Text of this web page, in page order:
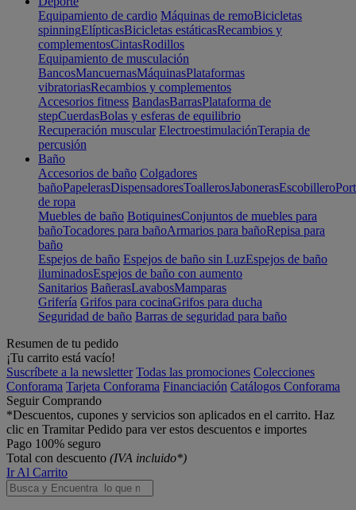
Equipamiento de cardio Máquinas de remoBicicletas
spinningElípticasBicicletas estáticasRecambios y
complementosCintasRodillos
Equipamiento de musculación
BancosMancuernasMáquinasPlataformas
vibratoriasRecambios y complementos
Accesorios fitness BandasBarrasPlataforma de
stepCuerdasBolas y esferas de equilibrio
Recuperación muscular ElectroestimulaciónTerapia de
percusión
Baño
Accesorios de baño Colgadores
bañoPapelerasDispensadoresToallerosJabonerasEscobillero
de ropa
Muebles de baño BotiquinesConjuntos de muebles para
bañoTocadores para bañoArmarios para bañoRepisa para
baño
Espejos de baño Espejos de baño sin LuzEspejos de baño
iluminadosEspejos de baño con aumento
Sanitarios BañerasLavabosMamparas
Grifería Grifos para cocinaGrifos para ducha
Seguridad de baño Barras de seguridad para baño
Resumen de tu pedido
¡Tu carrito está vacío!
Suscríbete a la newsletter Todas las promociones Colecciones
Conforama Tarjeta Conforama Financiación Catálogos Conforama
Seguir Comprando
*Descuentos, cupones y servicios son aplicados en el carrito. Haz
clic en Tramitar Pedido para ver estos descuentos e importes
Pago 100% seguro
Total con descuento (IVA incluido*)
Ir Al Carrito